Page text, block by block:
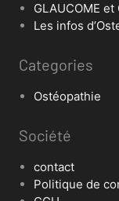
GLAUCOME
Les infos
Categories
Ostéopathie
Société
contact
Politique de